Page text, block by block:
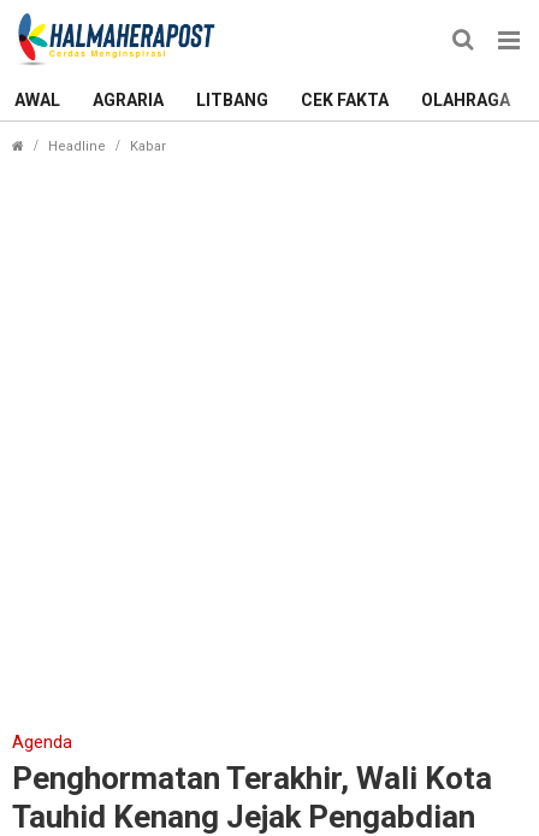
AWAL AGRARIA LITBANG CEK FAKTA OLAHRAGA
Headline Kabar
Agenda
Penghormatan Terakhir, Wali Kota
Tauhid Kenang Jejak Pengabdian